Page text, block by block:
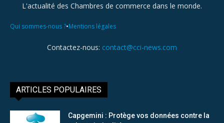
L'actualité des Chambres de commerce dans le monde.
Qui sommes-nous ?•Mentions légales
Contactez-nous: contact@cci-news.com
ARTICLES POPULAIRES
Capgemini : Protège vos données contre la